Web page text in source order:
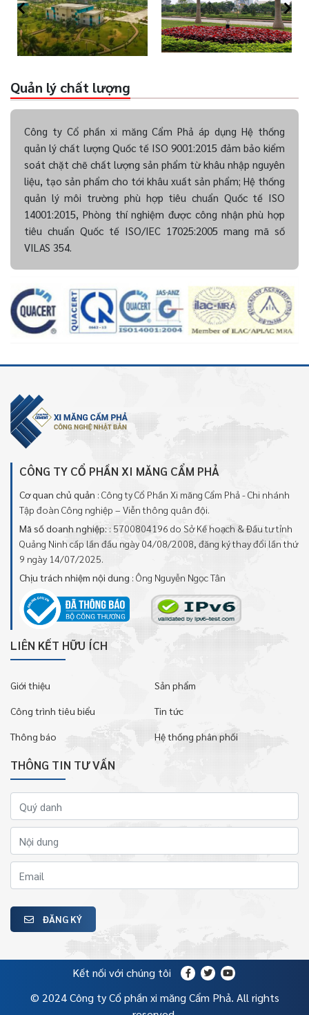
Quản lý chất lượng
Công ty Cổ phần xi măng Cẩm Phả áp dụng Hệ thống
quản lý chất lượng Quốc tế ISO 9001:2015 đảm bảo kiểm
soát chặt chẽ chất lượng sản phẩm từ khâu nhập nguyên
liệu, tạo sản phẩm cho tới khâu xuất sản phẩm; Hệ thống
quản lý môi trường phù hợp tiêu chuẩn Quốc tế ISO
14001:2015, Phòng thí nghiệm được công nhận phù hợp
tiêu chuẩn Quốc tế ISO/IEC 17025:2005 mang mã số
VILAS 354.
CÔNG TY CỔ PHẦN XI MĂNG CẨM PHẢ
Cơ quan chủ quản : Công ty Cổ Phần Xi măng Cẩm Phả - Chi nhánh
Tập đoàn Công nghiệp – Viễn thông quân đội.
Mã số doanh nghiệp: : 5700804196 do Sở Kế hoạch & Đầu tư tỉnh
Quảng Ninh cấp lần đầu ngày 04/08/2008, đăng ký thay đổi lần thứ
9 ngày 14/07/2025.
Chịu trách nhiệm nội dung : Ông Nguyễn Ngọc Tân
LIÊN KẾT HỮU ÍCH
Giới thiệu Sản phẩm
Công trình tiêu biểu Tin tức
Thông báo Hệ thống phân phối
THÔNG TIN TƯ VẤN
ĐĂNG KÝ
© 2024 Công ty Cổ phần xi măng Cẩm Phả. All rights
Kết nối với chúng tôi